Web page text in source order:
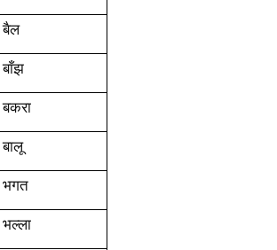
बैल
बाँझ
बकरा
बालू
भगत
भल्ला